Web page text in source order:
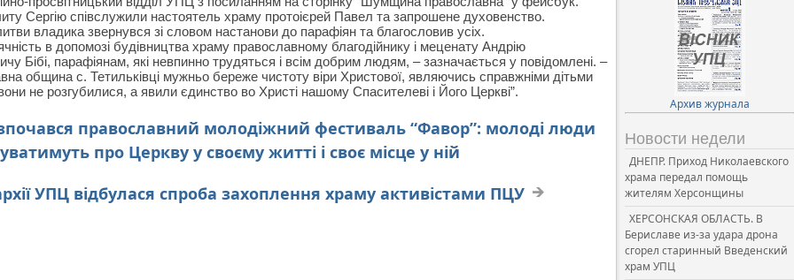
Сергію співслужили настоятель храму протоієрей Павел та запрошене духовенство.
владика звернувся зі словом настанови до парафіян та благословив усіх.
в допомозі будівництва храму православному благодійнику і меценату Андрію
Бібі, парафіянам, які невпинно трудяться і всім добрим людям, – зазначається у повідомлені. –
община с. Тетильківці мужньо береже чистоту віри Христової, являючись справжніми дітьми
не розгубилися, а явили єдинство во Христі нашому Спасителеві і Його Церкві”.
православний молодіжний фестиваль “Фавор”: молоді люди
про Церкву у своєму житті і своє місце у ній
УПЦ відбулася спроба захоплення храму активістами ПЦУ
Архив журнала
Новости недели
ДНЕПР. Приход Николаевского
храма передал помощь
жителям Херсонщины
ХЕРСОНСКАЯ ОБЛАСТЬ. В
Бериславе из-за удара дрона
сгорел старинный Введенский
храм УПЦ